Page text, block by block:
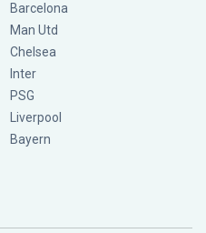
Barcelona
Man Utd
Chelsea
Inter
PSG
Liverpool
Bayern